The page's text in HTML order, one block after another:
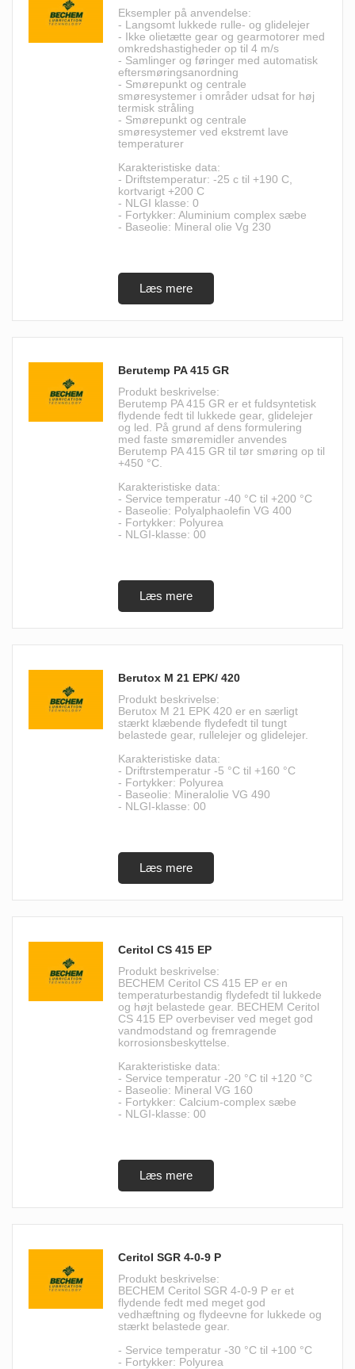
Eksempler på anvendelse:
- Langsomt lukkede rulle- og glidelejer
- Ikke olietætte gear og gearmotorer med
omkredshastigheder op til 4 m/s
- Samlinger og føringer med automatisk
eftersmøringsanordning
- Smørepunkt og centrale
smøresystemer i områder udsat for høj
termisk stråling
- Smørepunkt og centrale
smøresystemer ved ekstremt lave
temperaturer
Karakteristiske data:
- Driftstemperatur: -25 c til +190 C,
kortvarigt +200 C
- NLGI klasse: 0
- Fortykker: Aluminium complex sæbe
- Baseolie: Mineral olie Vg 230
Berutemp PA 415 GR
Produkt beskrivelse:
Berutemp PA 415 GR er et fuldsyntetisk
flydende fedt til lukkede gear, glidelejer
og led. På grund af dens formulering
med faste smøremidler anvendes
Berutemp PA 415 GR til tør smøring op til
+450 °C.
Karakteristiske data:
- Service temperatur -40 °C til +200 °C
- Baseolie: Polyalphaolefin VG 400
- Fortykker: Polyurea
- NLGI-klasse: 00
Berutox M 21 EPK/ 420
Produkt beskrivelse:
Berutox M 21 EPK 420 er en særligt
stærkt klæbende flydefedt til tungt
belastede gear, rullelejer og glidelejer.
Karakteristiske data:
- Driftrstemperatur -5 °C til +160 °C
- Fortykker: Polyurea
- Baseolie: Mineralolie VG 490
- NLGI-klasse: 00
Ceritol CS 415 EP
Produkt beskrivelse:
BECHEM Ceritol CS 415 EP er en
temperaturbestandig flydefedt til lukkede
og højt belastede gear. BECHEM Ceritol
CS 415 EP overbeviser ved meget god
vandmodstand og fremragende
korrosionsbeskyttelse.
Karakteristiske data:
- Service temperatur -20 °C til +120 °C
- Baseolie: Mineral VG 160
- Fortykker: Calcium-complex sæbe
- NLGI-klasse: 00
Ceritol SGR 4-0-9 P
Produkt beskrivelse:
BECHEM Ceritol SGR 4-0-9 P er et
flydende fedt med meget god
vedhæftning og flydeevne for lukkede og
stærkt belastede gear.
- Service temperatur -30 °C til +100 °C
- Fortykker: Polyurea